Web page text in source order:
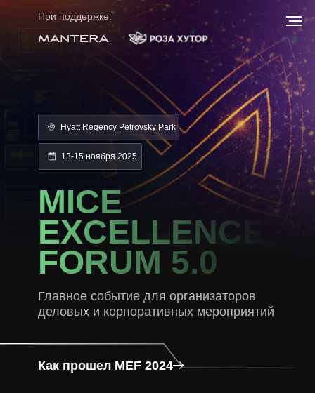
MICE
EXCELLENCE
FORUM 5.0
13-15 ноября 2025
Hyatt Regency Petrovsky Park
Главное событие для организаторов
деловых и корпоративных мероприятий
При поддержке:
Как прошел MEF 2024